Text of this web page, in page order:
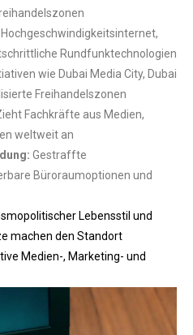
Hochgeschwindigkeitsinternet,
Rundfunktechnologien
wie Dubai Media City, Dubai
Freihandelszonen
Fachkräfte aus Medien,
weltweit an
Gestraffte
Büroraumoptionen und
Lebensstil und
machen den Standort
Medien-, Marketing- und